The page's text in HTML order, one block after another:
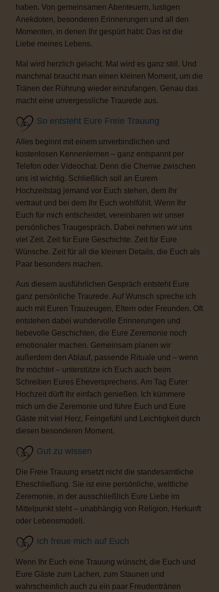
haben. Von gemeinsamen Abenteuern, lustigen
Anekdoten, besonderen Erinnerungen und all den
Momenten, in denen Ihr gespürt habt: Das ist die
Liebe meines Lebens.
Mal wird herzlich gelacht. Mal wird es ganz still. Und
manchmal braucht man einen kleinen Moment, um die
Tränen der Rührung wieder einzufangen. Genau das
macht eine unvergessliche Traurede aus.
So entsteht Eure Freie Trauung
Alles beginnt mit einem unverbindlichen und
kostenlosen Kennenlernen – ganz entspannt per
Telefon oder Videochat. Denn die Chemie zwischen
uns ist wichtig. Schließlich soll an Eurem
Hochzeitstag jemand vor Euch stehen, dem Ihr
vertraut und bei dem Ihr Euch wohlfühlt. Wenn Ihr
Euch für mich entscheidet, vereinbaren wir unser
persönliches Traugespräch. Dabei nehmen wir uns
viel Zeit. Zeit für Eure Geschichte. Zeit für Eure
Wünsche. Zeit für all die kleinen Details, die Euch als
Paar besonders machen.
Aus diesem ausführlichen Gespräch entsteht Eure
ganz persönliche Traurede. Auf Wunsch spreche ich
auch mit Euren Trauzeugen, Eltern oder Freunden. Oft
entstehen dabei wundervolle Erinnerungen und
liebevolle Geschichten, die Eure Zeremonie noch
emotionaler machen. Gemeinsam planen wir
außerdem den Ablauf, passende Rituale und – wenn
Ihr möchtet – unterstütze ich Euch auch beim
Schreiben Eures Eheversprechens. Am Tag Eurer
Hochzeit dürft Ihr einfach genießen. Ich kümmere
mich um die Zeremonie und führe Euch und Eure
Gäste mit viel Herz, Feingefühl und Leichtigkeit durch
diesen besonderen Moment.
Gut zu wissen
Die Freie Trauung ersetzt nicht die standesamtliche
Eheschließung. Sie ist eine persönliche, weltliche
Zeremonie, in der ausschließlich Eure Liebe im
Mittelpunkt steht – unabhängig von Religion, Herkunft
oder Lebensmodell.
Ich freue mich auf Euch
Wenn Ihr Euch eine Trauung wünscht, die Euch und
Eure Gäste zum Lachen, zum Staunen und
wahrscheinlich auch zu ein paar Freudentränen